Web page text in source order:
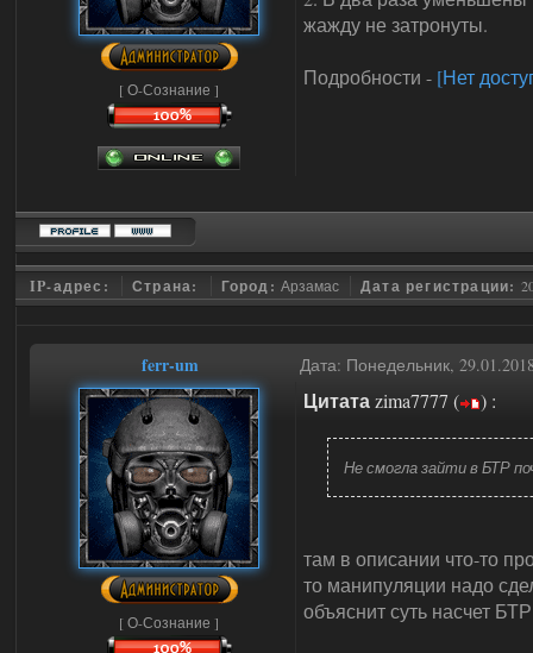
[ О-Сознание ]
жажду не затронуты.
Подробности - [Нет
IP-адрес: Страна: Город:Арзамас Дата регистрации:
ferr-um Дата: Понедельник,
[ О-Сознание ]
Цитатаzima7777 ( ) :
Не смогла зайти в БТР
там в описании что-то
то манипуляции надо
объяснит суть насчет